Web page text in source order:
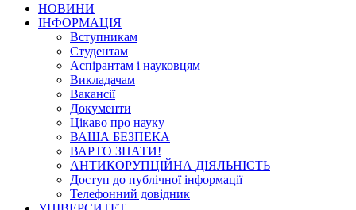
НОВИНИ
ІНФОРМАЦІЯ
Вступникам
Студентам
Аспірантам і науковцям
Викладачам
Вакансії
Документи
Цікаво про науку
ВАША БЕЗПЕКА
ВАРТО ЗНАТИ!
АНТИКОРУПЦІЙНА ДІЯЛЬНІСТЬ
Доступ до публічної інформації
Телефонний довідник